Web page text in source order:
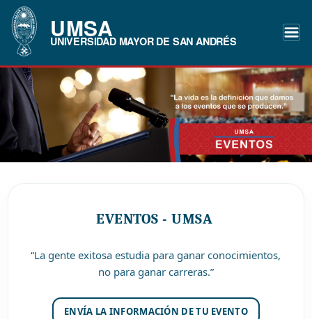
UMSA
UNIVERSIDAD MAYOR DE SAN ANDRÉS
EVENTOS - UMSA
“La gente exitosa estudia para ganar conocimientos,
no para ganar carreras.”
ENVÍA LA INFORMACIÓN DE TU EVENTO